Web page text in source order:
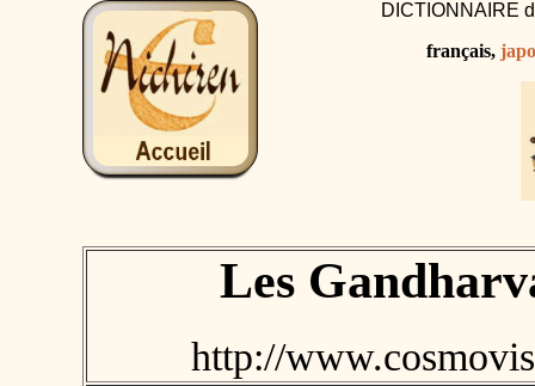
DICTIONNAIRE
français,
Les
http://